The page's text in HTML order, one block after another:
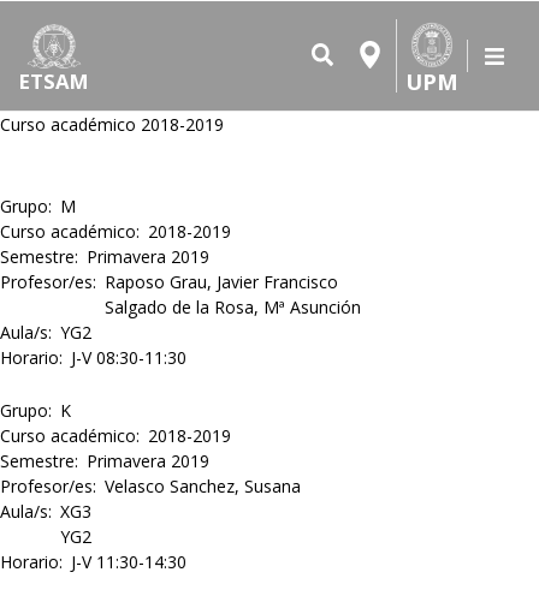
ETSAM UPM
Curso académico 2018-2019
Grupo
M
Curso académico
2018-2019
Semestre
Primavera 2019
Profesor/es
Raposo Grau, Javier Francisco
Salgado de la Rosa, Mª Asunción
Aula/s YG2
Horario
J-V 08:30-11:30
Grupo
K
Curso académico
2018-2019
Semestre
Primavera 2019
Profesor/es Velasco Sanchez, Susana
Aula/s XG3
YG2
Horario
J-V 11:30-14:30